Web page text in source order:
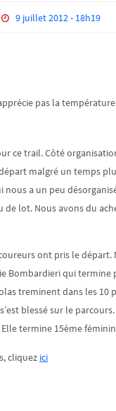
9 juillet 2012 - 18h19
pas la température
ce trail. Côté
malgré un temps
nous a un peu
de lot. Nous avons du
ont pris le
Bombardieri qui termine
treminent dans les 10
blessé sur le
termine 15ème
cliquez ici